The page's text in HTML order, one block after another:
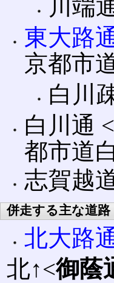
川端
東大路
京都市
白川
白川通
都市道
志賀越
併走する主な道路
北大路
北↑<御蔭